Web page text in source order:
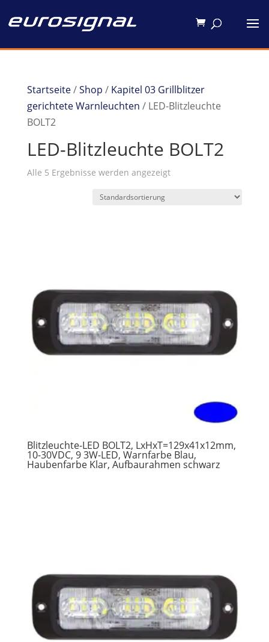
Startseite/Shop / Kapitel 03 Grillblitzer
gerichtete Warnleuchten / LED-Blitzleuchte
BOLT2
LED-Blitzleuchte BOLT2
Alle 5 Ergebnisse werden angezeigt
Blitzleuchte-LED BOLT2, LxHxT=129x41x12mm,
10-30VDC, 9 3W-LED, Warnfarbe Blau,
Haubenfarbe Klar, Aufbaurahmen schwarz